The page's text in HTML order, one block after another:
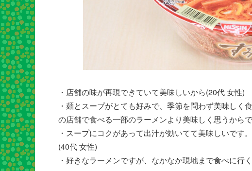
・店舗の味が再現できていて美味しいから(20代 女性)
・麺とスープがとても好みで、季節を問わず美味し
の店舗で食べる一部のラーメンより美味しく思うから
・スープにコクがあって出汁が効いてて美味しいです
(40代 女性)
・好きなラーメンですが、なかなか現地まで食べに行